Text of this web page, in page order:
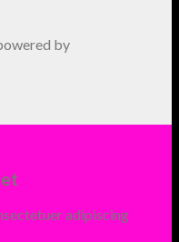
by
adipiscing